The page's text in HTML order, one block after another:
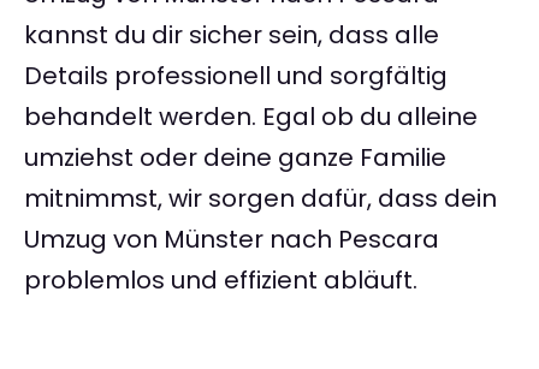
kannst du dir sicher sein, dass alle
Details professionell und sorgfältig
behandelt werden. Egal ob du alleine
umziehst oder deine ganze Familie
mitnimmst, wir sorgen dafür, dass dein
Umzug von Münster nach Pescara
problemlos und effizient abläuft.